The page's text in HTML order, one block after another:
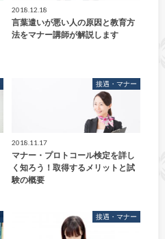
2018.12.18
言葉遣いが悪い人の原因と教育方
法をマナー講師が解説します
接遇・マナー
2018.11.17
マナー・プロトコール検定を詳し
く知ろう！取得するメリットと試
験の概要
接遇・マナー